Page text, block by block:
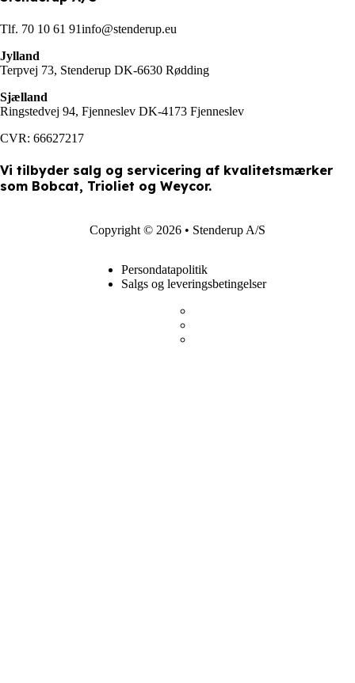
Tlf. 70 10 61 91info@stenderup.eu
Jylland
Terpvej 73, Stenderup DK-6630 Rødding
Sjælland
Ringstedvej 94, Fjenneslev DK-4173 Fjenneslev
CVR: 66627217
Vi tilbyder salg og servicering af kvalitetsmærker
som Bobcat, Trioliet og Weycor.
Copyright © 2026 • Stenderup A/S
Persondatapolitik
Salgs og leveringsbetingelser